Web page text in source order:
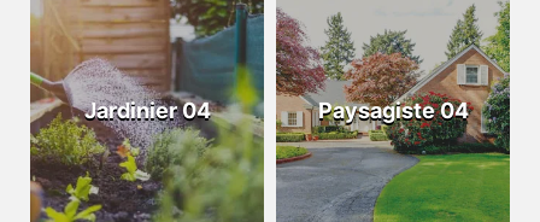
Jardinier 04 Paysagiste 04